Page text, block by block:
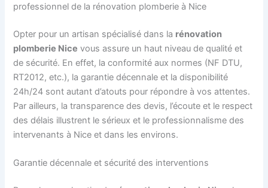
professionnel de la rénovation plomberie à Nice
Opter pour un artisan spécialisé dans la rénovation
plomberie Nice vous assure un haut niveau de qualité et
de sécurité. En effet, la conformité aux normes (NF DTU,
RT2012, etc.), la garantie décennale et la disponibilité
24h/24 sont autant d’atouts pour répondre à vos attentes.
Par ailleurs, la transparence des devis, l’écoute et le respect
des délais illustrent le sérieux et le professionnalisme des
intervenants à Nice et dans les environs.
Garantie décennale et sécurité des interventions